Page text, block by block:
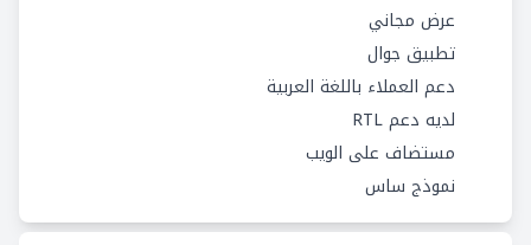
عرض مجاني
تطبيق جوال
دعم العملاء باللغة العربية
لديه دعم RTL
مستضاف على الويب
نموذج ساس